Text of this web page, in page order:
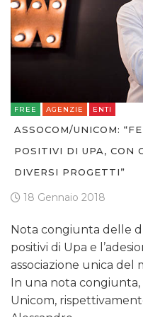
FREE AGENZIE ENTI
ASSOCOM/UNICOM:
POSITIVI DI UPA, CON
DIVERSI PROGETTI”
18 Gennaio 2018
Nota congiunta delle
positivi di Upa e
associazione unica del
In una nota congiunta,
Unicom,